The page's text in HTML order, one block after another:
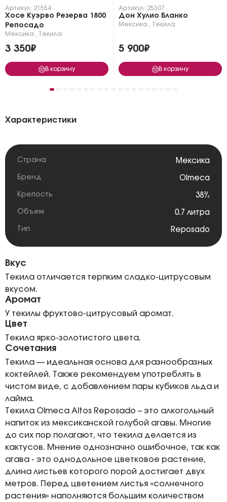
Артикул: 21554
Хосе Куэрво Резерва 1800
Репосадо
Мексика Текила
3 350₽
В корзину
Артикул: 25307
Дон Хулио Бланко
Мексика Текила
5 900₽
В корзину
Характеристики
Страна Мексика
Бренд Olmeca
Крепость 38%
Объем 0.7 литра
Тип Reposado
Вкус
Текила отличается терпким сладко-цитрусовым
вкусом.
Аромат
У текилы фруктово-цитрусовый аромат.
Цвет
Текила ярко-золотистого цвета.
Сочетания
Текила — идеальная основа для разнообразных
коктейлей. Также рекомендуем употреблять в
чистом виде, с добавлением пары кубиков льда и
лайма.
Текила Olmeca Altos Reposado – это алкогольный
напиток из мексиканской голубой агавы. Многие
до сих пор полагают, что текила делается из
кактусов. Мнение однозначно ошибочное, так как
агава - это однодольное цветковое растение,
длина листьев которого порой достигает двух
метров. Перед цветением листья «солнечного
растения» наполняются большим количеством